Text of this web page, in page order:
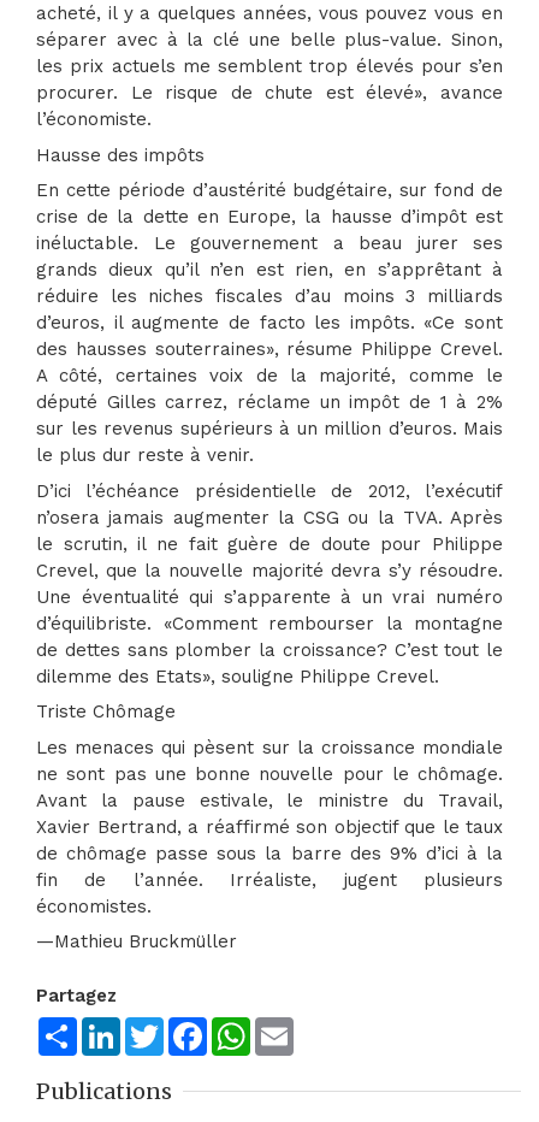
acheté, il y a quelques années, vous pouvez vous en
séparer avec à la clé une belle plus-value. Sinon,
les prix actuels me semblent trop élevés pour s’en
procurer. Le risque de chute est élevé», avance
l’économiste.
Hausse des impôts
En cette période d’austérité budgétaire, sur fond de
crise de la dette en Europe, la hausse d’impôt est
inéluctable. Le gouvernement a beau jurer ses
grands dieux qu’il n’en est rien, en s’apprêtant à
réduire les niches fiscales d’au moins 3 milliards
d’euros, il augmente de facto les impôts. «Ce sont
des hausses souterraines», résume Philippe Crevel.
A côté, certaines voix de la majorité, comme le
député Gilles carrez, réclame un impôt de 1 à 2%
sur les revenus supérieurs à un million d’euros. Mais
le plus dur reste à venir.
D’ici l’échéance présidentielle de 2012, l’exécutif
n’osera jamais augmenter la CSG ou la TVA. Après
le scrutin, il ne fait guère de doute pour Philippe
Crevel, que la nouvelle majorité devra s’y résoudre.
Une éventualité qui s’apparente à un vrai numéro
d’équilibriste. «Comment rembourser la montagne
de dettes sans plomber la croissance? C’est tout le
dilemme des Etats», souligne Philippe Crevel.
Triste Chômage
Les menaces qui pèsent sur la croissance mondiale
ne sont pas une bonne nouvelle pour le chômage.
Avant la pause estivale, le ministre du Travail,
Xavier Bertrand, a réaffirmé son objectif que le taux
de chômage passe sous la barre des 9% d’ici à la
fin de l’année. Irréaliste, jugent plusieurs
économistes.
—Mathieu Bruckmüller
Partagez
ShareLinkedInTwitterFacebookWhatsApp
Publications